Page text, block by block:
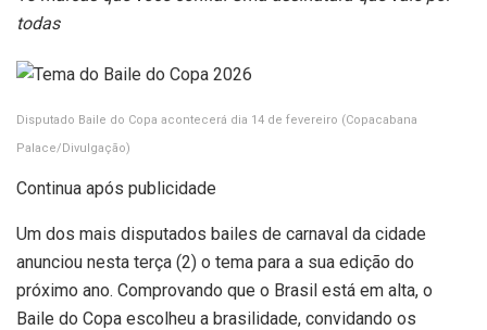
todas
Disputado Baile do Copa acontecerá dia 14 de fevereiro (Copacabana
Palace/Divulgação)
Continua após publicidade
Um dos mais disputados bailes de carnaval da cidade
anunciou nesta terça (2) o tema para a sua edição do
próximo ano. Comprovando que o Brasil está em alta, o
Baile do Copa escolheu a brasilidade, convidando os